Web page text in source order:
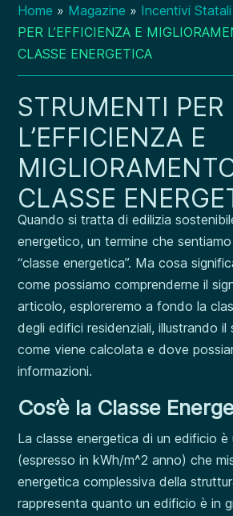
Home » Magazine » Incentivi Statali
PER L’EFFICIENZA E
CLASSE ENERGETICA
STRUMENTI PER
L’EFFICIENZA E
CLASSE
Quando si tratta di edilizia
energetico, un termine che
“classe energetica”. Ma cosa
come possiamo comprenderne il
articolo, esploreremo a fondo la
degli edifici residenziali, illustrando
come viene calcolata e dove
informazioni.
Cos’è la Classe
La classe energetica di un edificio è
(espresso in kWh/m^2 anno) che
energetica complessiva della
rappresenta quanto un edificio è in